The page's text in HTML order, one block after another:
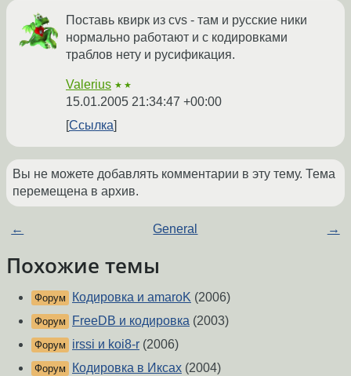
Поставь квирк из cvs - там и русские ники
нормально работают и с кодировками
траблов нету и русификация.
Valerius ★★
15.01.2005 21:34:47 +00:00
Ссылка
Вы не можете добавлять комментарии в эту тему. Тема
перемещена в архив.
← General →
Похожие темы
Форум Кодировка и amaroK (2006)
Форум FreeDB и кодировка (2003)
Форум irssi и koi8-r (2006)
Форум Кодировка в Иксах (2004)